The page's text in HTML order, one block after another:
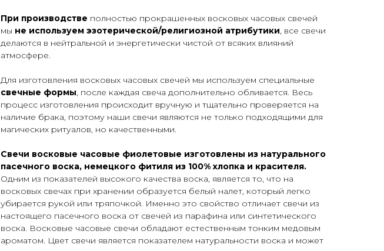
При производстве полностью прокрашенных восковых часовых свечей
мы не используем эзотерической/религиозной атрибутики, все свечи
делаются в нейтральной и энергетически чистой от всяких влияний
атмосфере.
Для изготовления восковых часовых свечей мы используем специальные
свечные формы, после каждая свеча дополнительно обливается. Весь
процесс изготовления происходит вручную и тщательно проверяется на
наличие брака, поэтому наши свечи являются не только подходящими для
магических ритуалов, но качественными.
Свечи восковые часовые фиолетовые изготовлены из натурального
пасечного воска, немецкого фитиля из 100% хлопка и красителя.
Одним из показателей высокого качества воска, является то, что на
восковых свечах при хранении образуется белый налет, который легко
убирается рукой или тряпочкой. Именно это свойство отличает свечи из
настоящего пасечного воска от свечей из парафина или синтетического
воска. Восковые часовые свечи обладают естественным тонким медовым
ароматом. Цвет свечи является показателем натуральности воска и может